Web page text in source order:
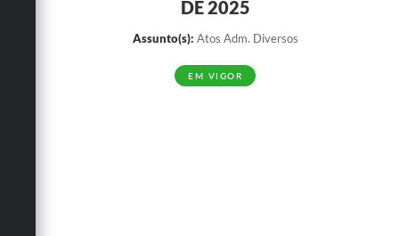
DE 2025
Assunto(s): Atos Adm. Diversos
EM VIGOR